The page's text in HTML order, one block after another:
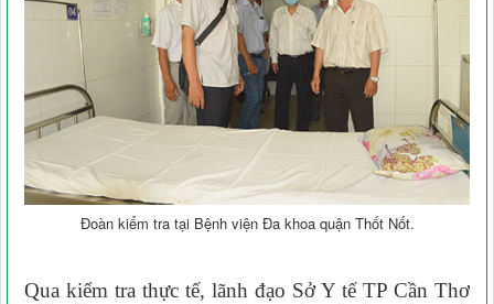
Đoàn kiểm tra tại Bệnh viện Đa khoa quận Thốt Nốt.
Qua kiểm tra thực tế, lãnh đạo Sở Y tế TP Cần Thơ